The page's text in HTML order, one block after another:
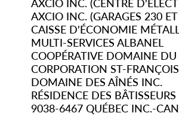
AXCIO INC. (CENTRE
AXCIO INC. (GARAGES 230
CAISSE D'ÉCONOMIE
MULTI-SERVICES ALBANEL
COOPÉRATIVE DOMAINE DU
CORPORATION ST-
DOMAINE DES AÎNÉS INC.
RÉSIDENCE DES
9038-6467 QUÉBEC INC.-